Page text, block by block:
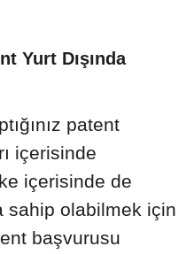
Yurt Dışında
patent
içerisinde
içerisinde de
sahip olabilmek için
başvurusu